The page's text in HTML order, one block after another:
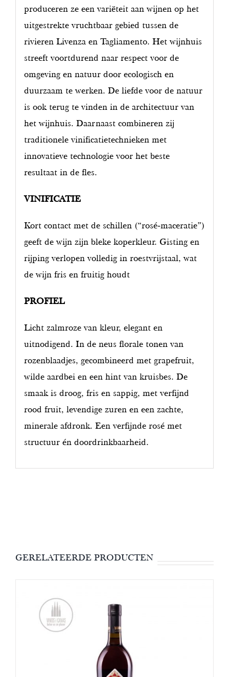
produceren ze een variëteit aan wijnen op het
uitgestrekte vruchtbaar gebied tussen de
rivieren Livenza en Tagliamento. Het wijnhuis
streeft voortdurend naar respect voor de
omgeving en natuur door ecologisch en
duurzaam te werken. De liefde voor de natuur
is ook terug te vinden in de architectuur van
het wijnhuis. Daarnaast combineren zij
traditionele vinificatietechnieken met
innovatieve technologie voor het beste
resultaat in de fles.
VINIFICATIE
Kort contact met de schillen (“rosé‑maceratie”)
geeft de wijn zijn bleke koperkleur. Gisting en
rijping verlopen volledig in roestvrijstaal, wat
de wijn fris en fruitig houdt
PROFIEL
Licht zalmroze van kleur, elegant en
uitnodigend. In de neus florale tonen van
rozenblaadjes, gecombineerd met grapefruit,
wilde aardbei en een hint van kruisbes. De
smaak is droog, fris en sappig, met verfijnd
rood fruit, levendige zuren en een zachte,
minerale afdronk. Een verfijnde rosé met
structuur én doordrinkbaarheid.
GERELATEERDE PRODUCTEN